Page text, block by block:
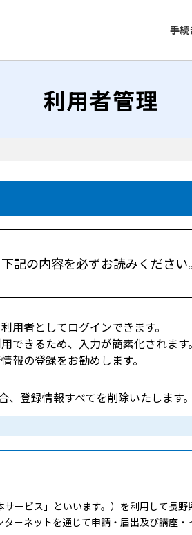
手
利用者管理
下記の内容を必ずお読みください。
用者としてログインできます。
できるため、入力が簡素化されます。
報の登録をお勧めします。
登録情報すべてを削除いたします。
ービス」といいます。）を利用して長
ーネットを通じて申請・届出及び講座